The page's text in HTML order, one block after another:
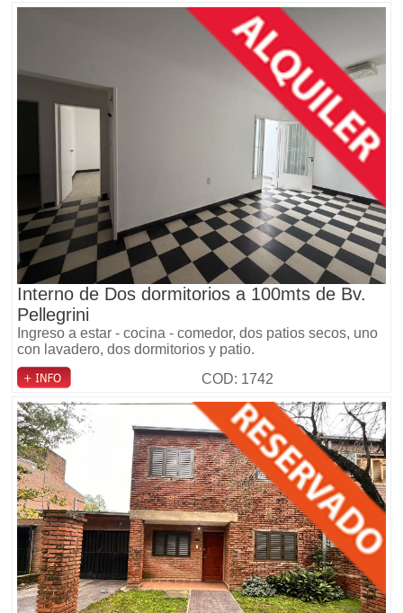
Interno de Dos dormitorios a 100mts de Bv.
Pellegrini
Ingreso a estar - cocina - comedor, dos patios secos, uno
con lavadero, dos dormitorios y patio.
COD: 1742